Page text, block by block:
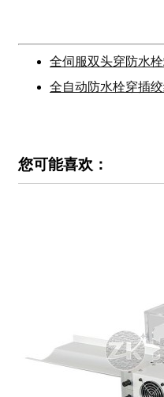
全伺服双头穿防水
全自动防水栓穿插
您可能喜欢：